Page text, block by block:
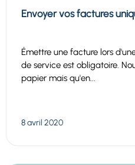
Envoyer vos factures
Émettre une facture lors
de service est obligatoire.
papier mais qu'en...
8 avril 2020